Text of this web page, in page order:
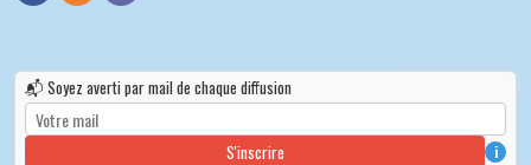
📬 Soyez averti par mail de chaque diffusion
S'inscrire i